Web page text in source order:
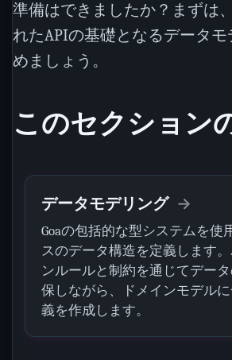
準備はできましたか？まずは
れたAPIの基礎となるデータ
めましょう。
このセクション
データモデリング
Goaの包括的な型システムを使
スのデータ構造を定義します
ンルールと制約を通じてデー
保しながら、ドメインモデル
義を作成します。